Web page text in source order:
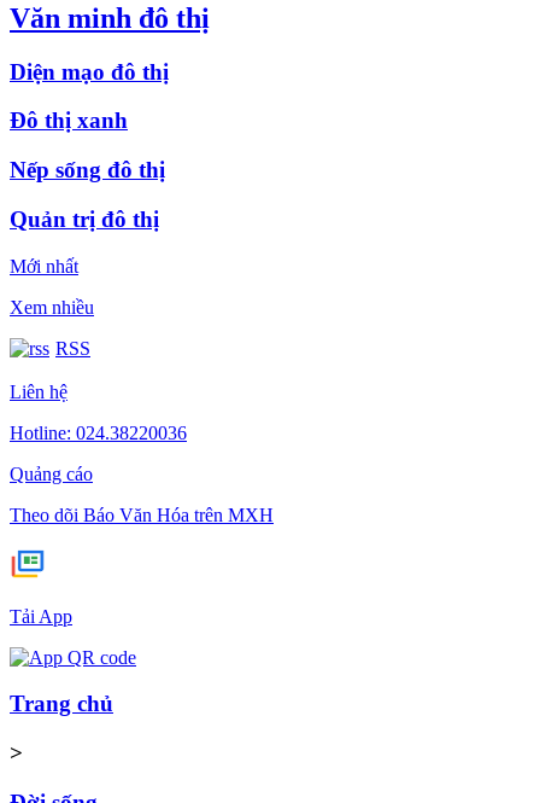
Văn minh đô thị
Diện mạo đô thị
Đô thị xanh
Nếp sống đô thị
Quản trị đô thị
Mới nhất
Xem nhiều
RSS
Liên hệ
Hotline: 024.38220036
Quảng cáo
Theo dõi Báo Văn Hóa trên MXH
Tải App
Trang chủ
>